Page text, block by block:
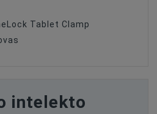
Tablet Clamp
intelekto